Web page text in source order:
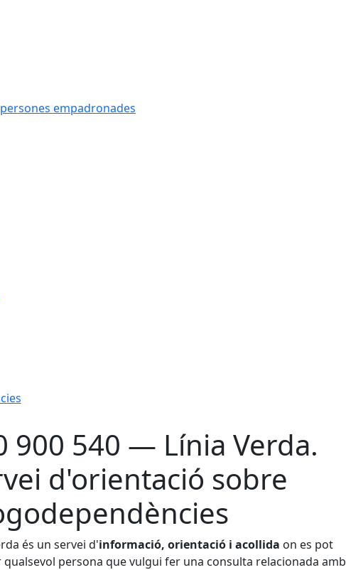
empadronades
900 540 — Línia Verda.
d'orientació sobre
és un servei d'informació, orientació i acollida on es pot
qualsevol persona que vulgui fer una consulta relacionada amb